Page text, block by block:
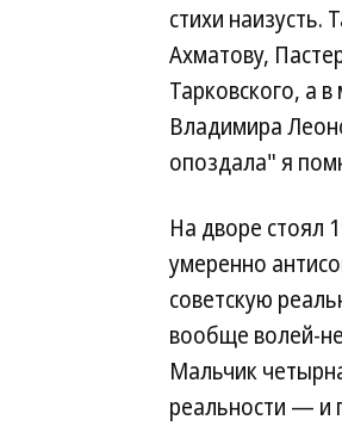
стихи наизусть.
Ахматову,
Тарковского, а
Владимира
опоздала" я
На дворе стоял
умеренно
советскую
вообще волей-
Мальчик
реальности — и